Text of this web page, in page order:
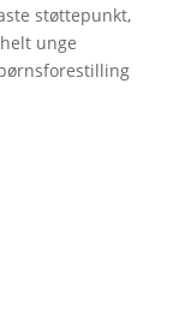
støttepunkt,
unge